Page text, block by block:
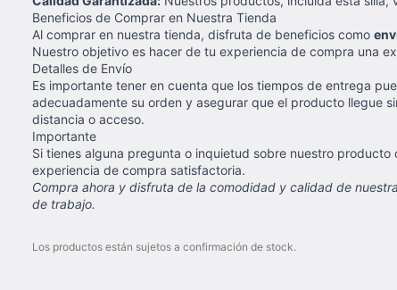
Beneficios de Comprar en Nuestra Tienda
Al comprar en nuestra tienda, disfruta de beneficios como
Nuestro objetivo es hacer de tu experiencia de compra una
Detalles de Envío
Es importante tener en cuenta que los tiempos de entrega
adecuadamente su orden y asegurar que el producto llegue
distancia o acceso.
Importante
Si tienes alguna pregunta o inquietud sobre nuestro
experiencia de compra satisfactoria.
Compra ahora y disfruta de la comodidad y calidad de
de trabajo.
Los productos están sujetos a confirmación de stock.